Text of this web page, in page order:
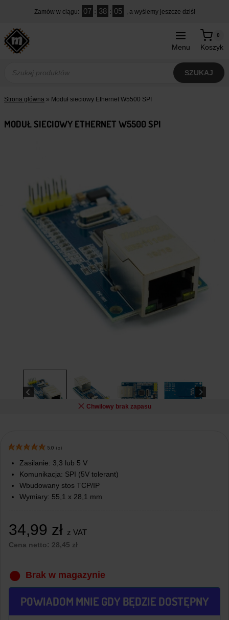
treści
Zamów w ciągu: 07 : 38 : 04 , a wyślemy jeszcze dziś!
Menu Koszyk
0
produktów
SZUKAJ
Strona główna » Moduł sieciowy Ethernet W5500 SPI
MODUŁ SIECIOWY ETHERNET W5500 SPI
Chwilowy brak zapasu
5.0 ( 2 )
Zasilanie: 3,3 lub 5 V
Komunikacja: SPI (5V tolerant)
Wbudowany stos TCP/IP
Wymiary: 55,1 x 28,1 mm
34,99 zł z VAT
Cena netto: 28,45 zł
Brak w magazynie
POWIADOM MNIE GDY BĘDZIE DOSTĘPNY